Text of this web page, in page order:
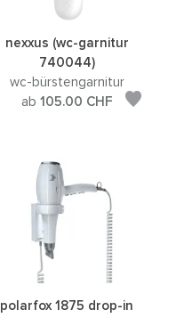
nexxus (wc-garnitur
740044)
wc-bürstengarnitur
ab 105.00 CHF
polarfox 1875 drop-in